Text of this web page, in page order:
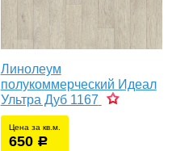
Линолеум
полукоммерческий Идеал
Ультра Дуб 1167
Цена за кв.м.
650 р